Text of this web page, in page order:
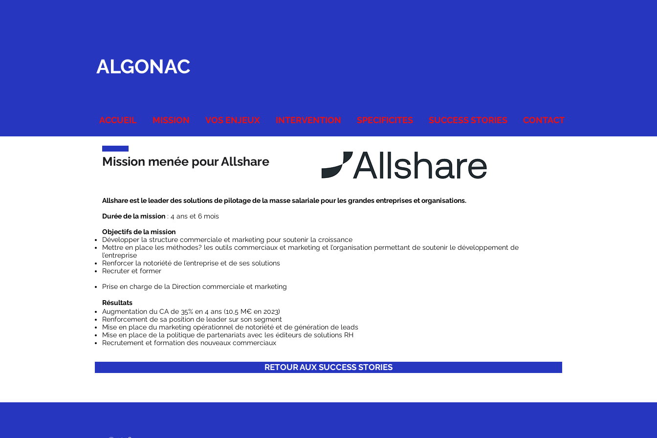
ALGONAC
ACCUEIL MISSION VOS ENJEUX INTERVENTION SPECIFICITES SUCCESS STORIES CONTACT
Mission menée pour Allshare
Allshare est le leader des solutions de pilotage de la masse salariale pour les grandes entreprises et organisations.
Durée de la mission : 4 ans et 6 mois
Objectifs de la mission
Développer la structure commerciale et marketing pour soutenir la croissance
Mettre en place les méthodes? les outils commerciaux et marketing et l’organisation permettant de soutenir le développement de
l’entreprise
Renforcer la notoriété de l’entreprise et de ses solutions
Recruter et former
Prise en charge de la Direction commerciale et marketing
Résultats
Augmentation du CA de 35% en 4 ans (10,5 M€ en 2023)
Renforcement de sa position de leader sur son segment
Mise en place du marketing opérationnel de notoriété et de génération de leads
Mise en place de la politique de partenariats avec les éditeurs de solutions RH
Recrutement et formation des nouveaux commerciaux
RETOUR AUX SUCCESS STORIES